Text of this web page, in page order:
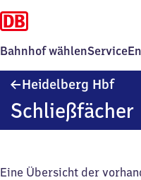
Bahnhof wählenService
Heidelberg Hbf
Schließfächer
Eine Übersicht der